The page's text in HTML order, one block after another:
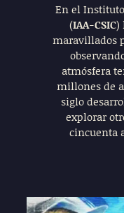
En el
(IAA-CSIC)
maravillados
atmósfera
millones de
siglo
explorar
cincuenta